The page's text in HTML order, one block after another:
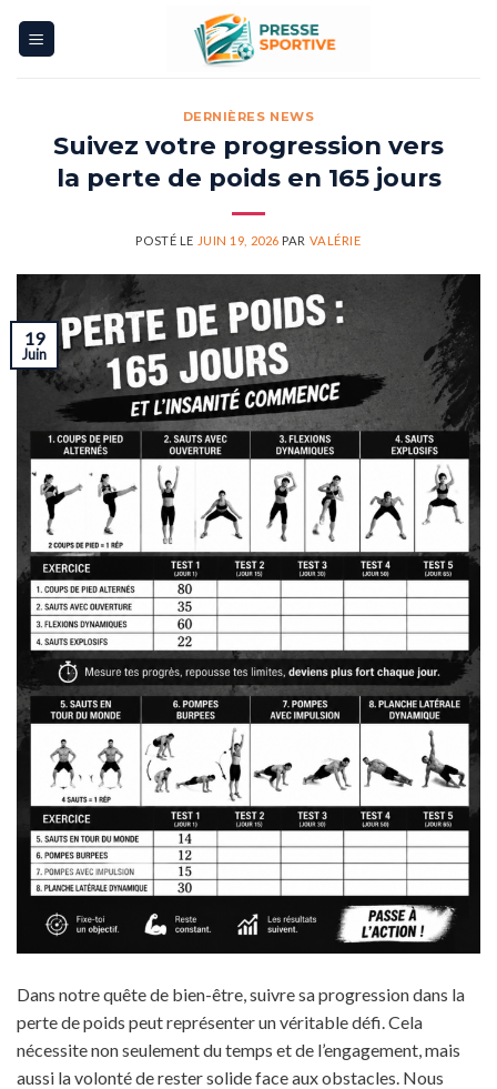
DERNIÈRES NEWS
Suivez votre progression vers
la perte de poids en 165 jours
POSTÉ LE JUIN 19, 2026 PAR VALÉRIE
19
Juin
Dans notre quête de bien-être, suivre sa progression dans la
perte de poids peut représenter un véritable défi. Cela
nécessite non seulement du temps et de l’engagement, mais
aussi la volonté de rester solide face aux obstacles. Nous